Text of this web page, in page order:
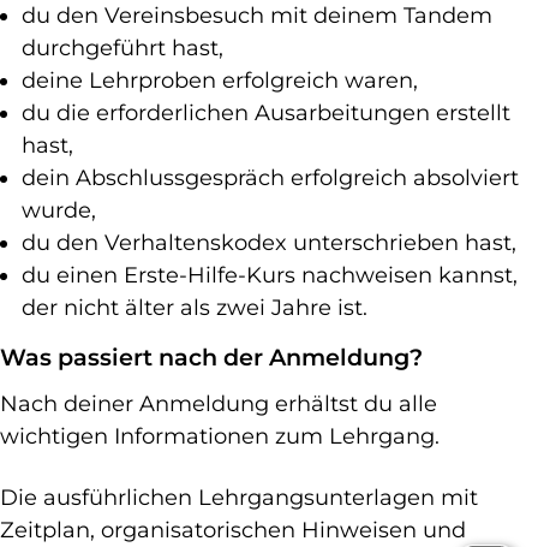
du den Vereinsbesuch mit deinem Tandem
durchgeführt hast,
deine Lehrproben erfolgreich waren,
du die erforderlichen Ausarbeitungen erstellt
hast,
dein Abschlussgespräch erfolgreich absolviert
wurde,
du den Verhaltenskodex unterschrieben hast,
du einen Erste-Hilfe-Kurs nachweisen kannst,
der nicht älter als zwei Jahre ist.
Was passiert nach der Anmeldung?
Nach deiner Anmeldung erhältst du alle
wichtigen Informationen zum Lehrgang.
Die ausführlichen Lehrgangsunterlagen mit
Zeitplan, organisatorischen Hinweisen und